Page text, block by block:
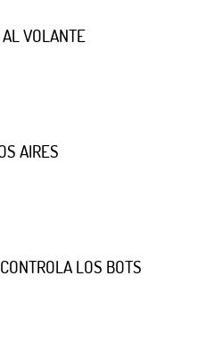
VOLANTE
AIRES
LOS BOTS